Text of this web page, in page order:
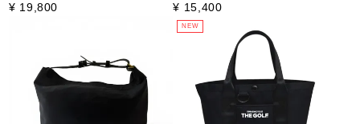
¥ 19,800 ¥ 15,400
NEW